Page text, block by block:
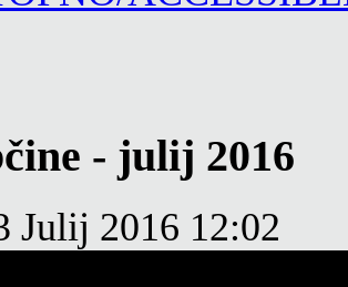
- julij 2016
Julij 2016 12:02